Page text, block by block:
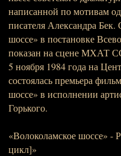
написанной по мотивам
писателя Александра Бек.
шоссе» в постановке
показан на сцене МХАТ
5 ноября 1984 года на
состоялась премьера
шоссе» в исполнении
Горького.
«Волоколамское шоссе» -
цикл]»